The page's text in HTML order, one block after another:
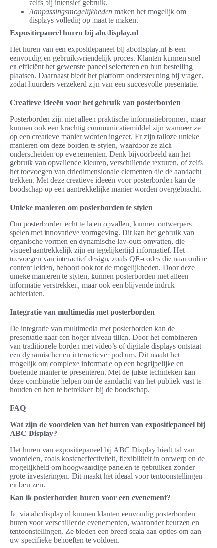
zelfs bij intensief gebruik.
Aanpassingsmogelijkheden maken het mogelijk om
displays volledig op maat te maken.
Expositiepaneel huren bij abcdisplay.nl
Het huren van een expositiepaneel bij abcdisplay.nl is een
eenvoudig en gebruiksvriendelijk proces. Klanten kunnen snel
en efficiënt het gewenste paneel selecteren en hun bestelling
plaatsen. Daarnaast biedt het platform ondersteuning bij vragen,
zodat huurders verzekerd zijn van een succesvolle presentatie.
Creatieve ideeën voor het gebruik van posterborden
Posterborden zijn niet alleen praktische informatiebronnen, maar
kunnen ook een krachtig communicatiemiddel zijn wanneer ze
op een creatieve manier worden ingezet. Er zijn talloze unieke
manieren om deze borden te stylen, waardoor ze zich
onderscheiden op evenementen. Denk bijvoorbeeld aan het
gebruik van opvallende kleuren, verschillende texturen, of zelfs
het toevoegen van driedimensionale elementen die de aandacht
trekken. Met deze creatieve ideeën voor posterborden kan de
boodschap op een aantrekkelijke manier worden overgebracht.
Unieke manieren om posterborden te stylen
Om posterborden echt te laten opvallen, kunnen ontwerpers
spelen met innovatieve vormgeving. Dit kan het gebruik van
organische vormen en dynamische lay-outs omvatten, die
visueel aantrekkelijk zijn en tegelijkertijd informatief. Het
toevoegen van interactief design, zoals QR-codes die naar online
content leiden, behoort ook tot de mogelijkheden. Door deze
unieke manieren te stylen, kunnen posterborden niet alleen
informatie verstrekken, maar ook een blijvende indruk
achterlaten.
Integratie van multimedia met posterborden
De integratie van multimedia met posterborden kan de
presentatie naar een hoger niveau tillen. Door het combineren
van traditionele borden met video’s of digitale displays ontstaat
een dynamischer en interactiever podium. Dit maakt het
mogelijk om complexe informatie op een begrijpelijke en
boeiende manier te presenteren. Met de juiste technieken kan
deze combinatie helpen om de aandacht van het publiek vast te
houden en hen te betrekken bij de boodschap.
FAQ
Wat zijn de voordelen van het huren van expositiepaneel bij
ABC Display?
Het huren van expositiepaneel bij ABC Display biedt tal van
voordelen, zoals kosteneffectiviteit, flexibiliteit in ontwerp en de
mogelijkheid om hoogwaardige panelen te gebruiken zonder
grote investeringen. Dit maakt het ideaal voor tentoonstellingen
en beurzen.
Kan ik posterborden huren voor een evenement?
Ja, via abcdisplay.nl kunnen klanten eenvoudig posterborden
huren voor verschillende evenementen, waaronder beurzen en
tentoonstellingen. Ze bieden een breed scala aan opties om aan
uw specifieke behoeften te voldoen.